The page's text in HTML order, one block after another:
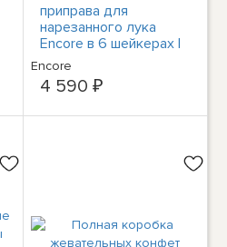
приправа для
нарезанного лука
Encore в 6 шейкерах |
1,59 унции | Быстрая
доставка!
Encore
4 590 ₽